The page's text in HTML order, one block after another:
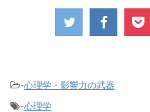
-心理学・影響力の武器
-心理学